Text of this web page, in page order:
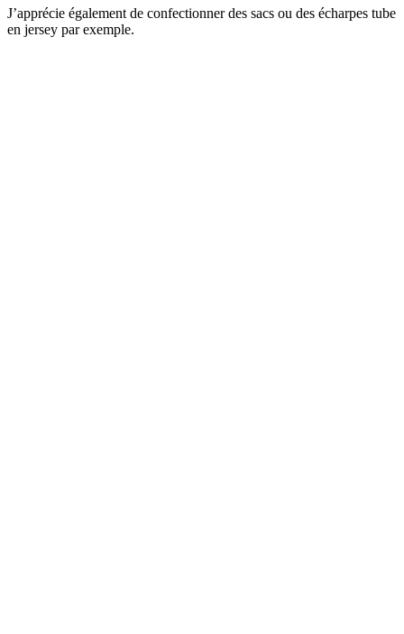
J’apprécie également de confectionner des sacs ou des écharpes tube
en jersey par exemple.